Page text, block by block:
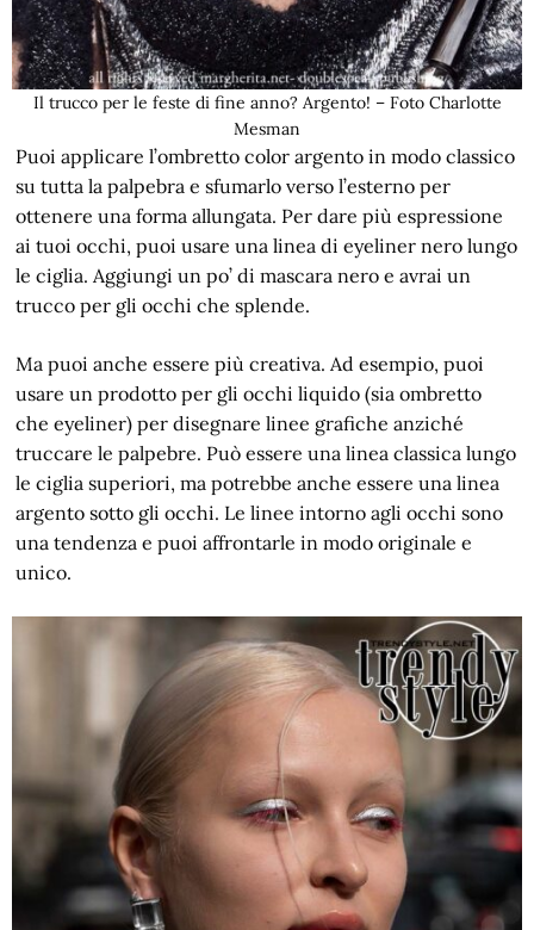
Il trucco per le feste di fine anno? Argento! – Foto Charlotte
Mesman
Puoi applicare l’ombretto color argento in modo classico
su tutta la palpebra e sfumarlo verso l’esterno per
ottenere una forma allungata. Per dare più espressione
ai tuoi occhi, puoi usare una linea di eyeliner nero lungo
le ciglia. Aggiungi un po’ di mascara nero e avrai un
trucco per gli occhi che splende.
Ma puoi anche essere più creativa. Ad esempio, puoi
usare un prodotto per gli occhi liquido (sia ombretto
che eyeliner) per disegnare linee grafiche anziché
truccare le palpebre. Può essere una linea classica lungo
le ciglia superiori, ma potrebbe anche essere una linea
argento sotto gli occhi. Le linee intorno agli occhi sono
una tendenza e puoi affrontarle in modo originale e
unico.